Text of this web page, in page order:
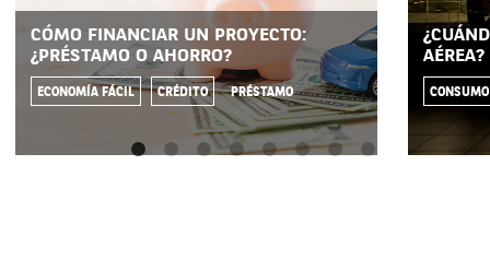
CÓMO FINANCIAR UN PROYECTO:
¿PRÉSTAMO O AHORRO?
ECONOMÍA FÁCIL CRÉDITO PRÉSTAMO CONSUMO